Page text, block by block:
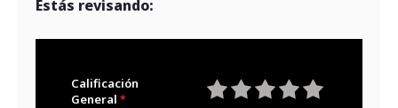
Estás revisando:
Calificación
General